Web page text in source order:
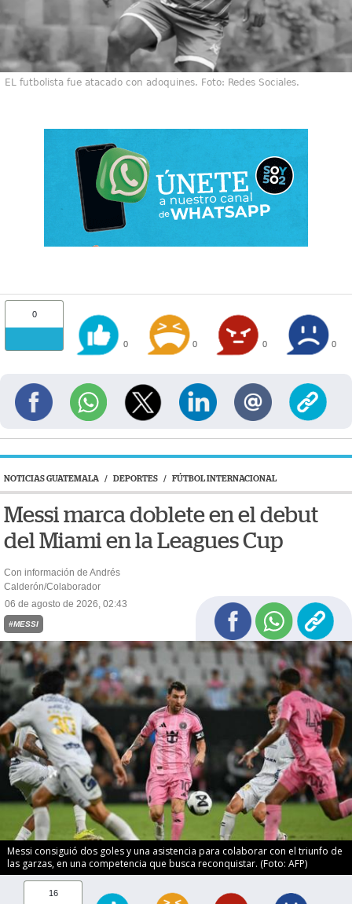
EL futbolista fue atacado con adoquines. Foto: Redes Sociales.
0
0 0 0 0
NOTICIAS GUATEMALA / DEPORTES / FÚTBOL INTERNACIONAL
Messi marca doblete en el debut
del Miami en la Leagues Cup
Con información de Andrés
Calderón/Colaborador
06 de agosto de 2026, 02:43
#MESSI
Messi consiguió dos goles y una asistencia para colaborar con el triunfo de
las garzas, en una competencia que busca reconquistar. (Foto: AFP)
16